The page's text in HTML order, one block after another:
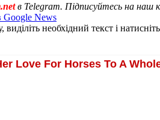
в Telegram. Підписуйтесь на наш
Google News
необхідний текст і